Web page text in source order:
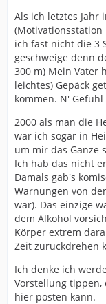
Als ich letztes Jahr
(Motivationsstation
ich fast nicht die 3
geschweige denn
300 m) Mein Vater
leichtes) Gepäck
kommen. N'
2000 als man die
war ich sogar in
um mir das Ganze
Ich hab das nicht
Damals gab's
Warnungen von
war). Das einzige
dem Alkohol
Körper extrem
Zeit zurückdrehen
Ich denke ich
Vorstellung tippen,
hier posten kann.